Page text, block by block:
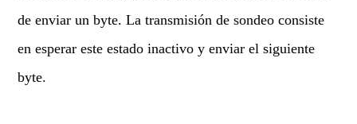
de enviar un byte. La transmisión de sondeo consiste
en esperar este estado inactivo y enviar el siguiente
byte.